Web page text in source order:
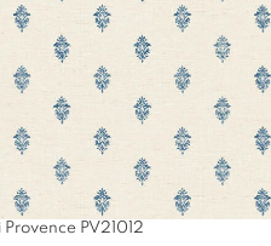
Provence PV21012